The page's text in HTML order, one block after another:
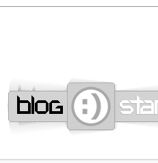
—————————————